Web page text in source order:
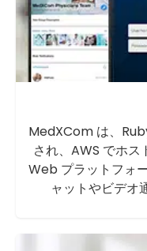
MedXCom は、
され、AWS でホ
Web プラットフォ
ャットやビデオ